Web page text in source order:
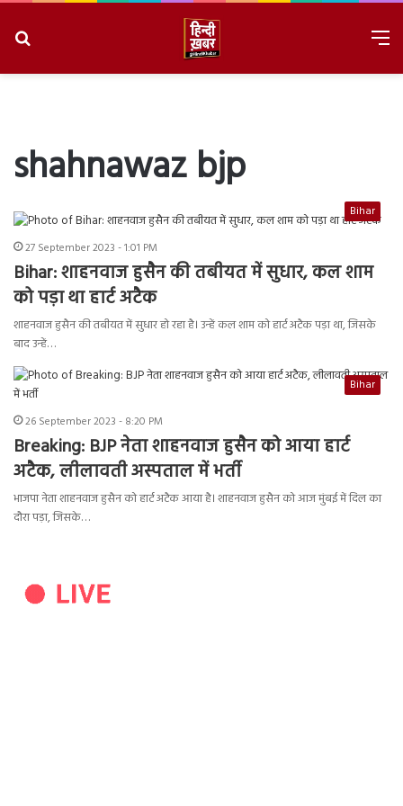
shahnawaz bjp
Bihar
27 September 2023 - 1:01 PM
Bihar: शाहनवाज हुसैन की तबीयत में सुधार, कल शाम
को पड़ा था हार्ट अटैक
शाहनवाज हुसैन की तबीयत में सुधार हो रहा है। उन्हें कल शाम को हार्ट अटैक पड़ा था, जिसके
बाद उन्हें…
Bihar
26 September 2023 - 8:20 PM
Breaking: BJP नेता शाहनवाज हुसैन को आया हार्ट
अटैक, लीलावती अस्पताल में भर्ती
भाजपा नेता शाहनवाज हुसैन को हार्ट अटैक आया है। शाहनवाज हुसैन को आज मुंबई में दिल का
दौरा पड़ा, जिसके…